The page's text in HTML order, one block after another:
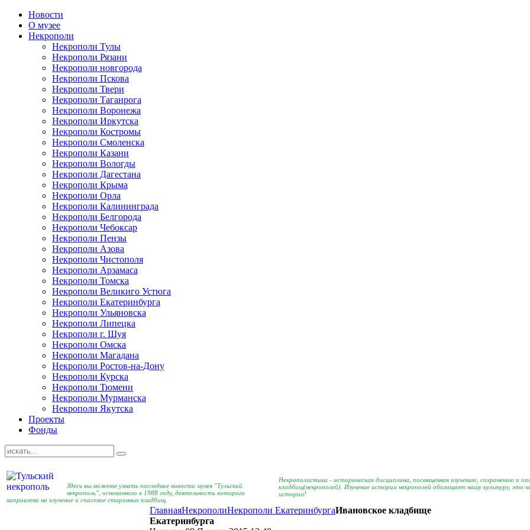
Новости
О музее
Некрополи
Некрополи Тулы
Некрополи Рязани
Некрополи новгорода
Некрополи Пскова
Некрополи Твери
Некрополи Таганрога
Некрополи Воронежа
Некрополи Иркутска
Некрополи Костромы
Некрополи Смоленска
Некрополи Казани
Некрополи Вологды
Некрополи Дагестана
Некрополи Крыма
Некрополи Орла
Некрополи Калининграда
Некрополи Белгорода
Некрополи Чебоксар
Некрополи Пензы
Некрополи Азова
Некрополи Чистополя
Некрополи Арзамаса
Некрополи Томска
Некрополи Великиго Устюга
Некрополи Екатеринбурга
Некрополи Ульяновска
Некрополи Липецка
Некрополи г. Шуя
Некрополи Омска
Некрополи Магадана
Некрополи Ростов-на-Дону
Некрополи Курска
Некрополи Тюмени
Некрополи Мурманска
Некрополи Якутска
Проекты
Фонды
Здесь вы можете узнать последние новости музея "Тульский
некрополь", основанного в 1988 году, деятельность которого
направлена на изучение и спасение старинных кладбищ.
Некрополистика - историческая дисциплина, посвященная изучению, сохранению и
кладбищ(некрополей). Изучение истории некрополей обогащает нашу культуру, это
истории!
ГлавнаяНекрополиНекрополи ЕкатеринбургаИвановское кладбище
Екатеринбурга